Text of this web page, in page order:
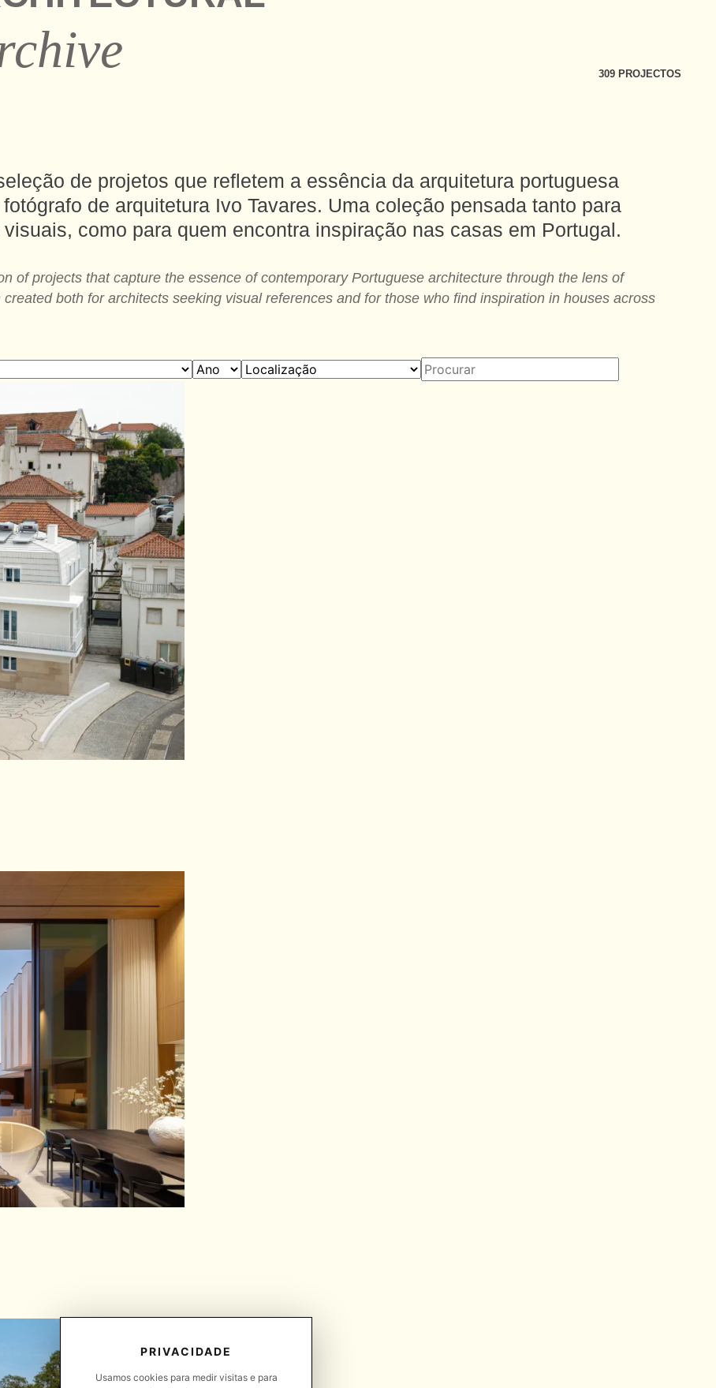
309 PROJECTOS
de projetos que refletem a essência da arquitetura portuguesa
de arquitetura Ivo Tavares. Uma coleção pensada tanto para
como para quem encontra inspiração nas casas em Portugal.
of projects that capture the essence of contemporary Portuguese architecture through the lens of
both for architects seeking visual references and for those who find inspiration in houses across
PRIVACIDADE
Usamos cookies para medir visitas e para